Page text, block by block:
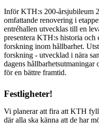
Inför KTH:s 200-årsjubileum
omfattande renovering i
entréhallen utvecklas till en
presentera KTH:s historia och
forskning inom hållbarhet.
forskning - utvecklad i nära
dagens
för en bättre framtid.
Festligheter!
Vi planerar att fira att KTH
där alla ska känna att de har